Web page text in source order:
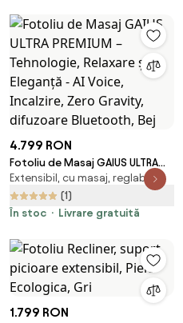
4.799 RON
Fotoliu de Masaj GAIUS ULTRA
PREMIUM – Tehnologie, Relaxare
și Eleganță - AI Voice, Incalzire,
Zero Gravity, difuzoare
Extensibil, cu masaj, reglabil
(1)
În stoc
Livrare gratuită
1.799 RON